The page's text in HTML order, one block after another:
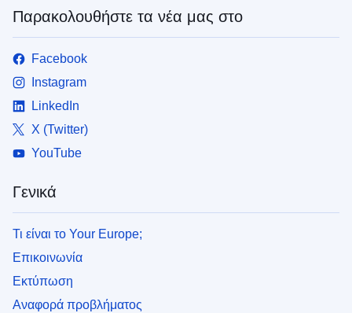
Παρακολουθήστε τα νέα μας στο
Facebook
Instagram
LinkedIn
X (Twitter)
YouTube
Γενικά
Τι είναι το Your Europe;
Επικοινωνία
Εκτύπωση
Αναφορά προβλήματος